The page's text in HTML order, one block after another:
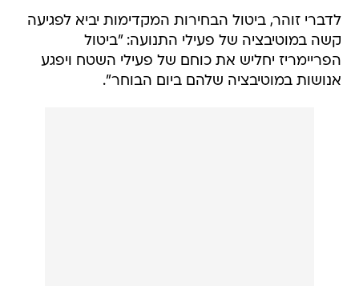
לדברי זוהר, ביטול הבחירות המקדימות יביא לפגיעה
קשה במוטיבציה של פעילי התנועה: "ביטול
הפריימריז יחליש את כוחם של פעילי השטח ויפגע
אנושות במוטיבציה שלהם ביום הבוחר".